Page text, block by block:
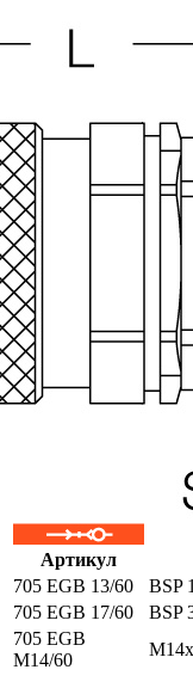
Артикул
705 EGB 13/60
BSP
705 EGB 17/60
BSP
705 EGB
M14/60